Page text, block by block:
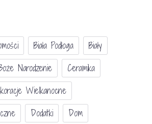
Biała Podłoga
Biały
Narodzenie
Ceramika
Wielkanocne
Dodatki
Dom